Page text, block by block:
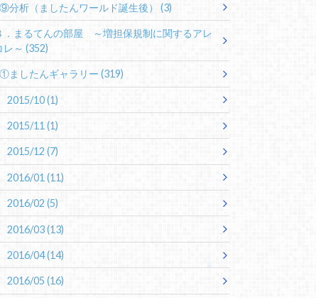
⑨分析（ましたんワールド誕生後） (3)
．まるてんの部屋 ～増担保規制に関するアレ
レ～(352)
①ましたんギャラリー (319)
2015/10(1)
2015/11(1)
2015/12(7)
2016/01(11)
2016/02(5)
2016/03(13)
2016/04(14)
2016/05(16)